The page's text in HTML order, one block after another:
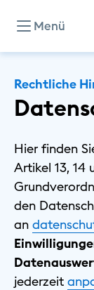
Menü
Unternehmen
Investor
Privat
Geschäftlich
Nachhaltig
Rechtliche
Hier finden
Artikel 13, 14
den
an
⁠jederzeit